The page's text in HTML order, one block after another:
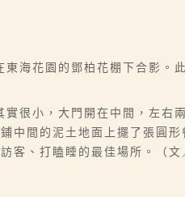
東海花園的鄧柏花棚下合影
實很小，大門開在中間，左右
中間的泥土地面上擺了張圓
客、打瞌睡的最佳場所。（文